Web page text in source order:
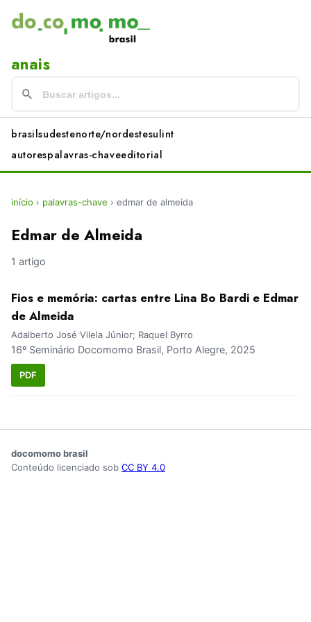
anais
brasilsudestenorte/nordestesulint
autorespalavras-chaveeditorial
início › palavras-chave › edmar de almeida
Edmar de Almeida
1 artigo
Fios e memória: cartas entre Lina Bo Bardi e Edmar
de Almeida
Adalberto José Vilela Júnior; Raquel Byrro
16º Seminário Docomomo Brasil, Porto Alegre, 2025
PDF
docomomo brasil
Conteúdo licenciado sob CC BY 4.0